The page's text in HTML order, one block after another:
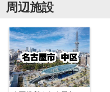
周辺施設